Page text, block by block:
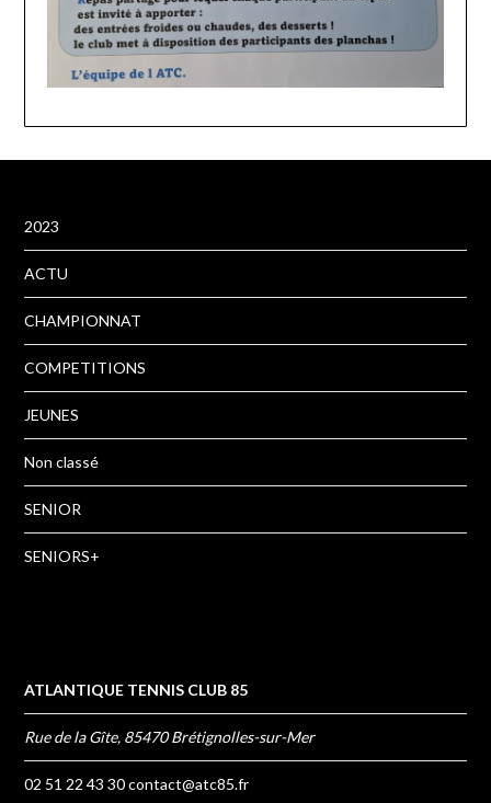
2023
ACTU
CHAMPIONNAT
COMPETITIONS
JEUNES
Non classé
SENIOR
SENIORS+
ATLANTIQUE TENNIS CLUB 85
Rue de la Gîte, 85470 Brétignolles-sur-Mer
02 51 22 43 30contact@atc85.fr